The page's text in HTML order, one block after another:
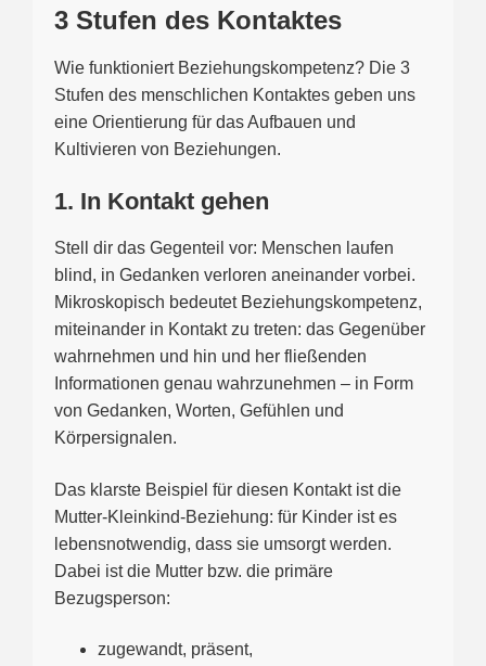
3 Stufen des Kontaktes
Wie funktioniert Beziehungskompetenz? Die 3
Stufen des menschlichen Kontaktes geben uns
eine Orientierung für das Aufbauen und
Kultivieren von Beziehungen.
1. In Kontakt gehen
Stell dir das Gegenteil vor: Menschen laufen
blind, in Gedanken verloren aneinander vorbei.
Mikroskopisch bedeutet Beziehungskompetenz,
miteinander in Kontakt zu treten: das Gegenüber
wahrnehmen und hin und her fließenden
Informationen genau wahrzunehmen – in Form
von Gedanken, Worten, Gefühlen und
Körpersignalen.
Das klarste Beispiel für diesen Kontakt ist die
Mutter-Kleinkind-Beziehung: für Kinder ist es
lebensnotwendig, dass sie umsorgt werden.
Dabei ist die Mutter bzw. die primäre
Bezugsperson:
zugewandt, präsent,